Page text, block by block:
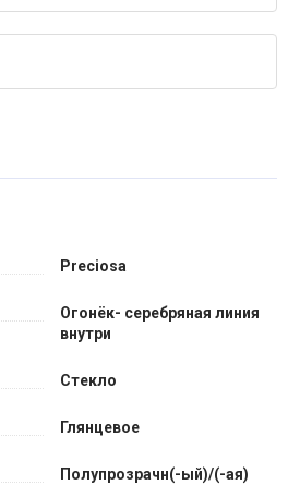
Preciosa
Огонёк- серебряная линия
внутри
Стекло
Глянцевое
Полупрозрачн(-ый)/(-ая)